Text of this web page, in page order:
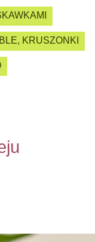
KRUSZONKI